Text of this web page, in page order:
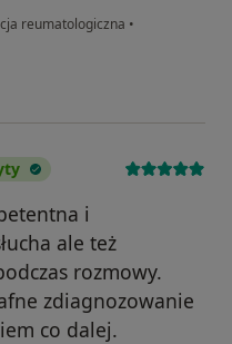
reumatologiczna •
i
ale też
rozmowy.
zdiagnozowanie
co dalej.